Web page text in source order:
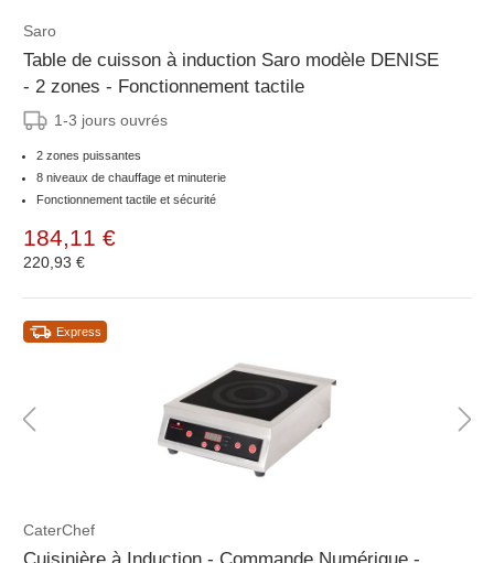
Saro
Table de cuisson à induction Saro modèle DENISE
- 2 zones - Fonctionnement tactile
1-3 jours ouvrés
2 zones puissantes
8 niveaux de chauffage et minuterie
Fonctionnement tactile et sécurité
184,11 €
220,93 €
Express
CaterChef